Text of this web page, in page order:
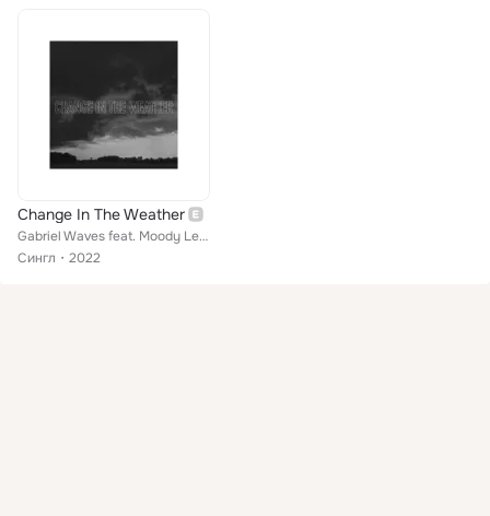
Change In The Weather
Gabriel Waves feat. Moody Lew, Great Skies
Сингл
2022